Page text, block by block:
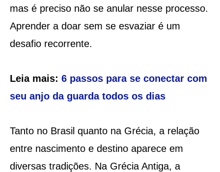
mas é preciso não se anular nesse processo.
Aprender a doar sem se esvaziar é um
desafio recorrente.
Leia mais: 6 passos para se conectar com
seu anjo da guarda todos os dias
Tanto no Brasil quanto na Grécia, a relação
entre nascimento e destino aparece em
diversas tradições. Na Grécia Antiga, a